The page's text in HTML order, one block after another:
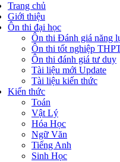
Trang chủ
Giới thiệu
Ôn thi đại học
Ôn thi Đánh giá năng
Ôn thi tốt nghiệp
Ôn thi đánh giá tư duy
Tài liệu mới Update
Tài liệu kiến thức
Kiến thức
Toán
Vật Lý
Hóa Học
Ngữ Văn
Tiếng Anh
Sinh Học